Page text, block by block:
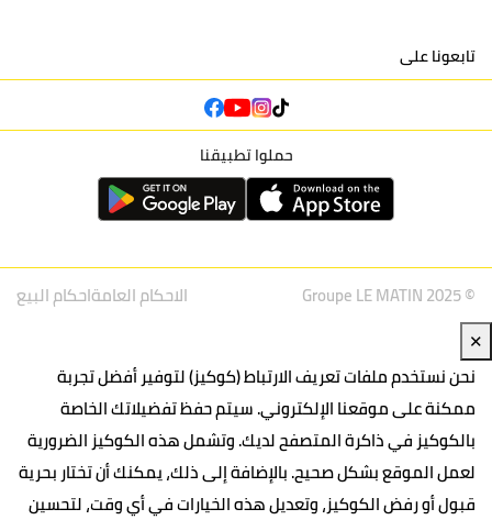
تابعونا على
حملوا تطبيقنا
© Groupe LE MATIN 2025 الاحكام العامةاحكام البيع
✕
نحن نستخدم ملفات تعريف الارتباط (كوكيز) لتوفير أفضل تجربة
ممكنة على موقعنا الإلكتروني. سيتم حفظ تفضيلاتك الخاصة
بالكوكيز في ذاكرة المتصفح لديك. وتشمل هذه الكوكيز الضرورية
لعمل الموقع بشكل صحيح. بالإضافة إلى ذلك، يمكنك أن تختار بحرية
قبول أو رفض الكوكيز، وتعديل هذه الخيارات في أي وقت، لتحسين